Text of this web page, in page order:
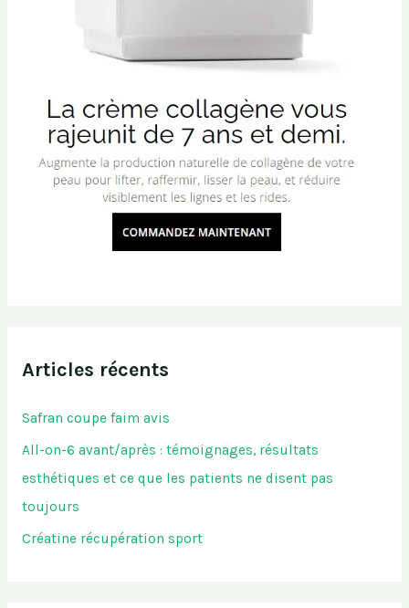
Articles récents
Safran coupe faim avis
All-on-6 avant/après : témoignages, résultats
esthétiques et ce que les patients ne disent pas
toujours
Créatine récupération sport